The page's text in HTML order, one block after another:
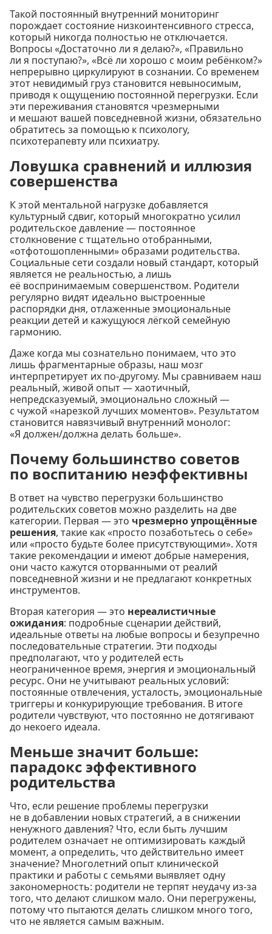
Такой постоянный внутренний мониторинг
порождает состояние низкоинтенсивного стресса,
который никогда полностью не отключается.
Вопросы «Достаточно ли я делаю?», «Правильно
ли я поступаю?», «Всё ли хорошо с моим ребёнком?»
непрерывно циркулируют в сознании. Со временем
этот невидимый груз становится невыносимым,
приводя к ощущению постоянной перегрузки. Если
эти переживания становятся чрезмерными
и мешают вашей повседневной жизни, обязательно
обратитесь за помощью к психологу,
психотерапевту или психиатру.
Ловушка сравнений и иллюзия
совершенства
К этой ментальной нагрузке добавляется
культурный сдвиг, который многократно усилил
родительское давление — постоянное
столкновение с тщательно отобранными,
«отфотошопленными» образами родительства.
Социальные сети создали новый стандарт, который
является не реальностью, а лишь
её воспринимаемым совершенством. Родители
регулярно видят идеально выстроенные
распорядки дня, отлаженные эмоциональные
реакции детей и кажущуюся лёгкой семейную
гармонию.
Даже когда мы сознательно понимаем, что это
лишь фрагментарные образы, наш мозг
интерпретирует их по-другому. Мы сравниваем наш
реальный, живой опыт — хаотичный,
непредсказуемый, эмоционально сложный —
с чужой «нарезкой лучших моментов». Результатом
становится навязчивый внутренний монолог:
«Я должен/должна делать больше».
Почему большинство советов
по воспитанию неэффективны
В ответ на чувство перегрузки большинство
родительских советов можно разделить на две
категории. Первая — это чрезмерно упрощённые
решения, такие как «просто позаботьтесь о себе»
или «просто будьте более присутствующими». Хотя
такие рекомендации и имеют добрые намерения,
они часто кажутся оторванными от реалий
повседневной жизни и не предлагают конкретных
инструментов.
Вторая категория — это нереалистичные
ожидания: подробные сценарии действий,
идеальные ответы на любые вопросы и безупречно
последовательные стратегии. Эти подходы
предполагают, что у родителей есть
неограниченное время, энергия и эмоциональный
ресурс. Они не учитывают реальных условий:
постоянные отвлечения, усталость, эмоциональные
триггеры и конкурирующие требования. В итоге
родители чувствуют, что постоянно не дотягивают
до некоего идеала.
Меньше значит больше:
парадокс эффективного
родительства
Что, если решение проблемы перегрузки
не в добавлении новых стратегий, а в снижении
ненужного давления? Что, если быть лучшим
родителем означает не оптимизировать каждый
момент, а определить, что действительно имеет
значение? Многолетний опыт клинической
практики и работы с семьями выявляет одну
закономерность: родители не терпят неудачу из-за
того, что делают слишком мало. Они перегружены,
потому что пытаются делать слишком много того,
что не является самым важным.